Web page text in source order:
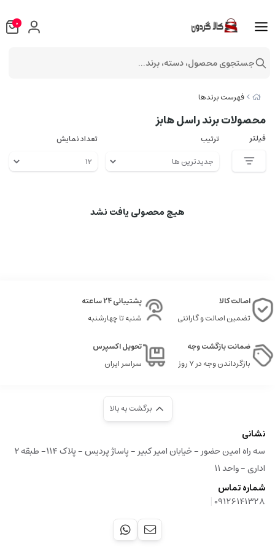
فهرست برندها
محصولات برند راسل هابز
فیلتر ترتیب تعداد نمایش
هیچ محصولی یافت نشد
اصالت کالا
تضمین اصالت و گارانتی
پشتیبانی 24 ساعته
شنبه تا چهارشنبه
ضمانت بازگشت وجه
بازگرداندن وجه در ۷ روز
تحویل اکسپرس
سراسر ایران
برگشت به بالا
نشانی
سه راه امین حضور - خیابان امیر کبیر - پاساژ پردیس - پلاک ۱۱۴- طبقه ۲
اداری - واحد ۱۱
شماره تماس
09126141328
|
0
جستجوی محصول، دسته، برند...